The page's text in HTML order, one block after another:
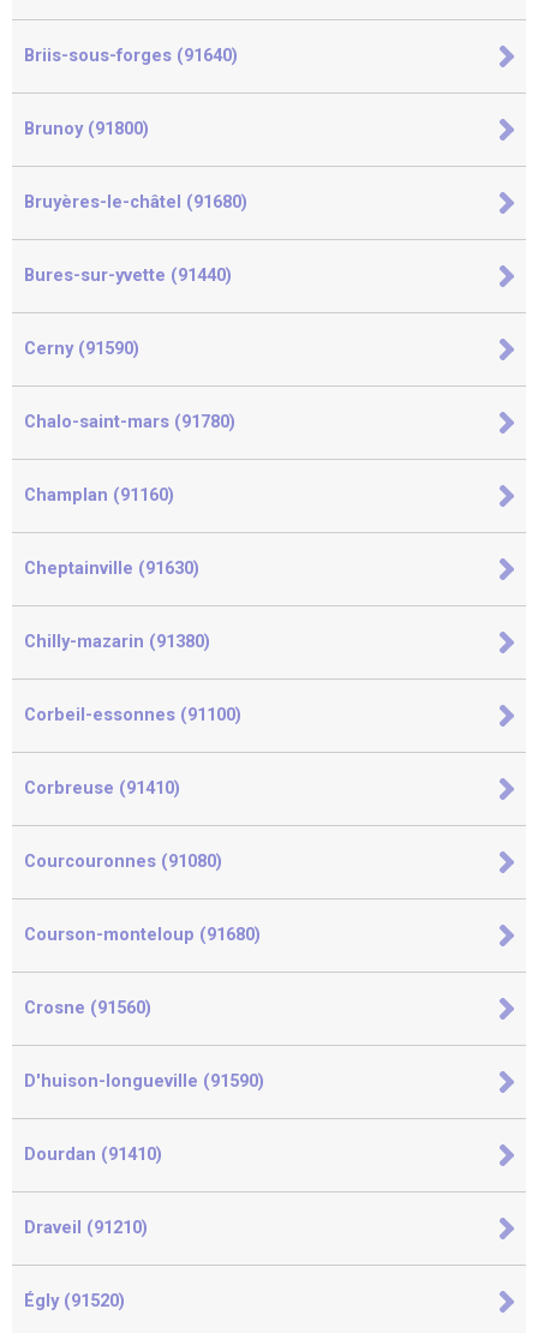
Briis-sous-forges (91640)
Brunoy (91800)
Bruyères-le-châtel (91680)
Bures-sur-yvette (91440)
Cerny (91590)
Chalo-saint-mars (91780)
Champlan (91160)
Cheptainville (91630)
Chilly-mazarin (91380)
Corbeil-essonnes (91100)
Corbreuse (91410)
Courcouronnes (91080)
Courson-monteloup (91680)
Crosne (91560)
D'huison-longueville (91590)
Dourdan (91410)
Draveil (91210)
Égly (91520)